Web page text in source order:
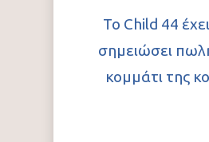
Το Child 44
σημειώσει
κομμάτι της